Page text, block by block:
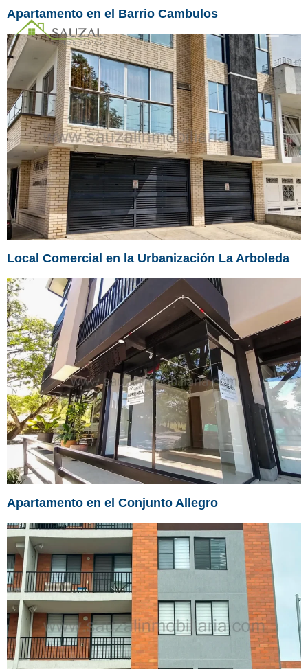
Apartamento en el Barrio Cambulos
Local Comercial en la Urbanización La Arboleda
Apartamento en el Conjunto Allegro